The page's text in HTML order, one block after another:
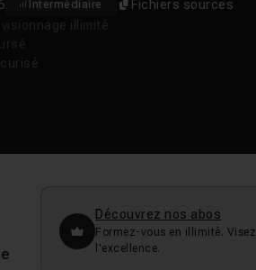
Intermédiaire Fichiers sources
Découvrez nos abos
Formez-vous en illimité. Visez
l’excellence.